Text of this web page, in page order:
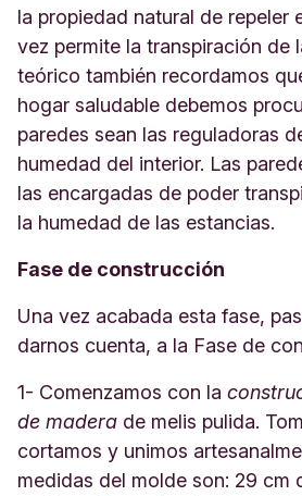
la propiedad natural de repeler
vez permite la transpiración de
teórico también recordamos
hogar saludable debemos
paredes sean las reguladoras
humedad del interior. Las
las encargadas de poder
la humedad de las estancias.
Fase de construcción
Una vez acabada esta fase,
darnos cuenta, a la Fase de
1- Comenzamos con la
de madera de melis pulida.
cortamos y unimos
medidas del molde son: 29 cm